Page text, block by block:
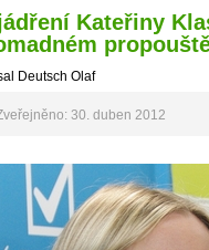
Kateřiny
Deutsch Olaf
30. duben 2012